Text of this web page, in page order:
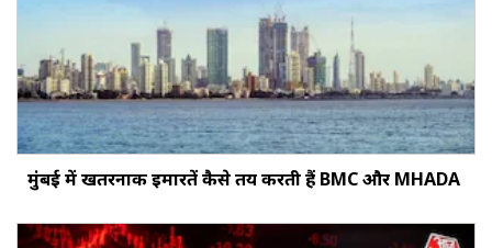
मुंबई में खतरनाक इमारतें कैसे तय करती हैं BMC और MHADA